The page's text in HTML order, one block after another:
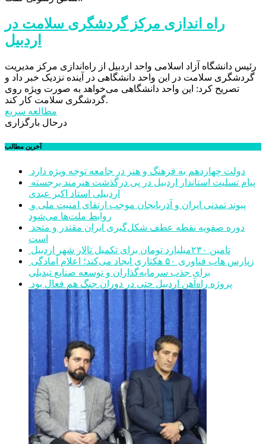
راه اندازی مرکز گردشگری سلامت در
اردبیل
رئیس دانشگاه آزاد اسلامی واحد اردبیل از راه‌اندازی مرکز مدیریت
گردشگری سلامت در این واحد دانشگاهی در آینده نزدیک خبر داد و
تصریح کرد: این واحد دانشگاهی می‌خواهد به صورت ویژه روی
گردشگری سلامت کار کند.
مطالعه سریع
درحال بارگزاری
آخرین مطالب
دولت چهاردهم به فرهنگ و هنر در جامعه توجه ویژه دارد
اردبیلی استاد اکبر عبدی
روابط ملت‌ها می‌شود
است
تامین ۲۳۰میلیارد تومان برای تکمیل تالار شهر اردبیل
برای جذب سرمایه‌گذاران و توسعه صنایع تبدیلی
پروژه راه‌آهن اردبیل حتی در دوران جنگ هم فعال بود